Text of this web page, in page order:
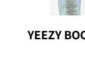
YEEZY